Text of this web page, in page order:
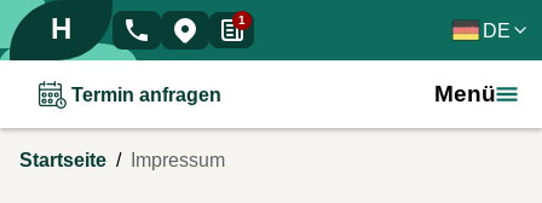
H 1 DE
Termin anfragen Menü
Startseite / Impressum